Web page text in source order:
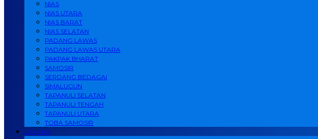
NIAS
NIAS UTARA
NIAS BARAT
NIAS SELATAN
PADANG LAWAS
PADANG LAWAS UTARA
PAKPAK BHARAT
SAMOSIR
SERDANG BEDAGAI
SIMALUGUN
TAPANULI SELATAN
TAPANULI TENGAH
TAPANULI UTARA
TOBA SAMOSIR
LAINNYA